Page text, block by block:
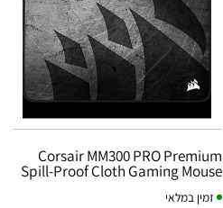
Corsair MM300 PRO Premium
Spill-Proof Cloth Gaming Mouse
Pad - Medium
זמין במלאי